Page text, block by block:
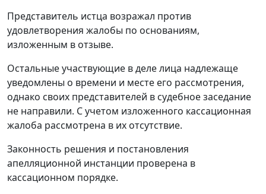
Представитель истца возражал против
удовлетворения жалобы по основаниям,
изложенным в отзыве.
Остальные участвующие в деле лица надлежаще
уведомлены о времени и месте его рассмотрения,
однако своих представителей в судебное заседание
не направили. С учетом изложенного кассационная
жалоба рассмотрена в их отсутствие.
Законность решения и постановления
апелляционной инстанции проверена в
кассационном порядке.